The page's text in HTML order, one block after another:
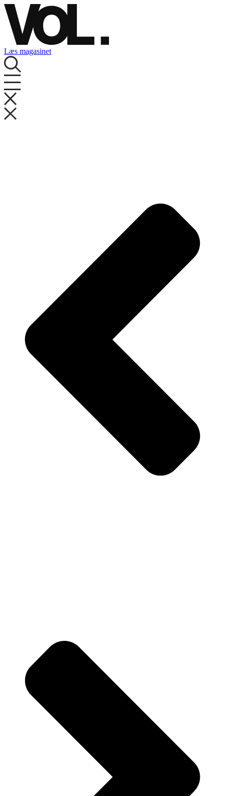
Videre
til
indhold
Læs magasinet